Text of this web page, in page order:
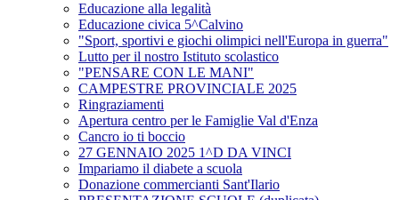
Educazione alla legalità
Educazione civica 5^Calvino
"Sport, sportivi e giochi olimpici nell'Europa in guerra"
Lutto per il nostro Istituto scolastico
"PENSARE CON LE MANI"
CAMPESTRE PROVINCIALE 2025
Ringraziamenti
Apertura centro per le Famiglie Val d'Enza
Cancro io ti boccio
27 GENNAIO 2025 1^D DA VINCI
Impariamo il diabete a scuola
Donazione commercianti Sant'Ilario